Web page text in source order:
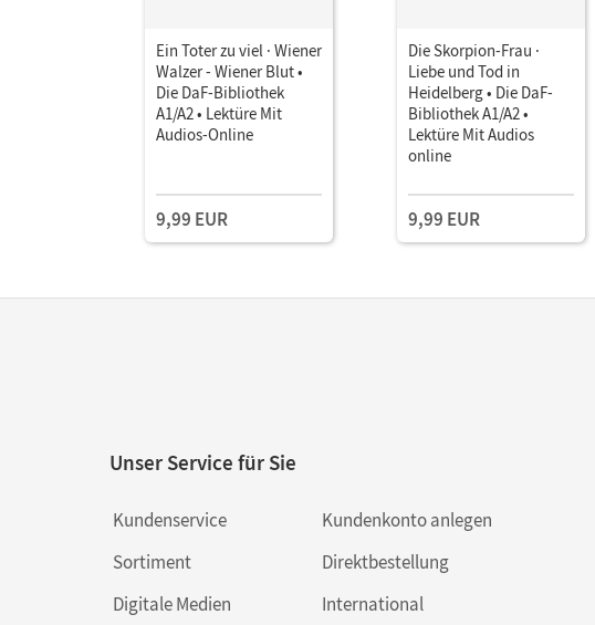
Ein Toter zu viel · Wiener
Walzer - Wiener Blut •
Die DaF-Bibliothek
A1/A2 • Lektüre Mit
Audios-Online
9,99 EUR
Die Skorpion-Frau ·
Liebe und Tod in
Heidelberg • Die DaF-
Bibliothek A1/A2 •
Lektüre Mit Audios
online
9,99 EUR
Unser Service für Sie
Kundenservice
Sortiment
Digitale Medien
Kundenkonto anlegen
Direktbestellung
International